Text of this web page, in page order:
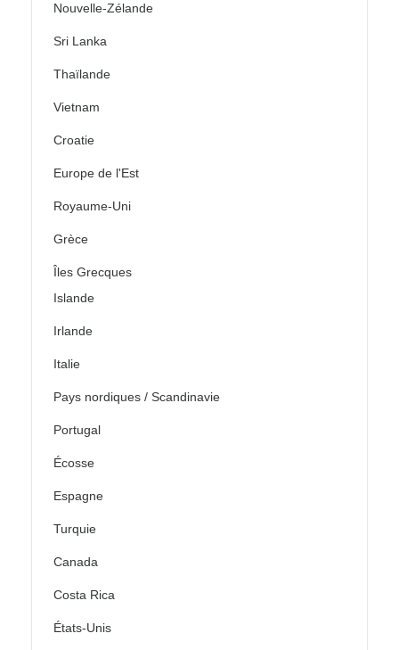
Nouvelle-Zélande
Sri Lanka
Thaïlande
Vietnam
Croatie
Europe de l'Est
Royaume-Uni
Grèce
Îles Grecques
Islande
Irlande
Italie
Pays nordiques / Scandinavie
Portugal
Écosse
Espagne
Turquie
Canada
Costa Rica
États-Unis